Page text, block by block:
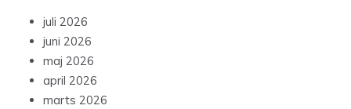
juli 2026
juni 2026
maj 2026
april 2026
marts 2026